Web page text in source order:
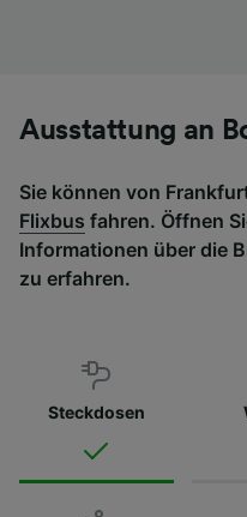
Ausstattung an
Sie können von
Flixbus fahren. Öffnen
Informationen über die
zu erfahren.
Steckdosen